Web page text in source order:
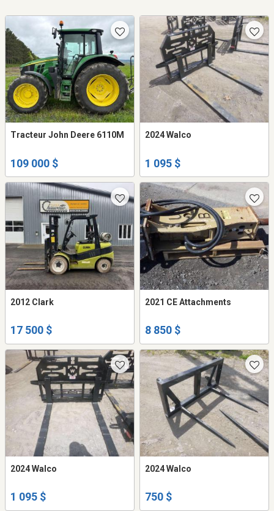
Tracteur John Deere 6110M
109 000 $
2024 Walco
1 095 $
2012 Clark
17 500 $
2021 CE Attachments
8 850 $
2024 Walco
1 095 $
2024 Walco
750 $